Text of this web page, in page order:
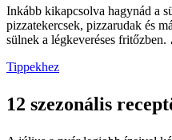
Inkább kikapcsolva hagynád a
pizzatekercsek, pizzarudak és
sülnek a légkeveréses fritőzben.
Tippekhez
12 szezonális